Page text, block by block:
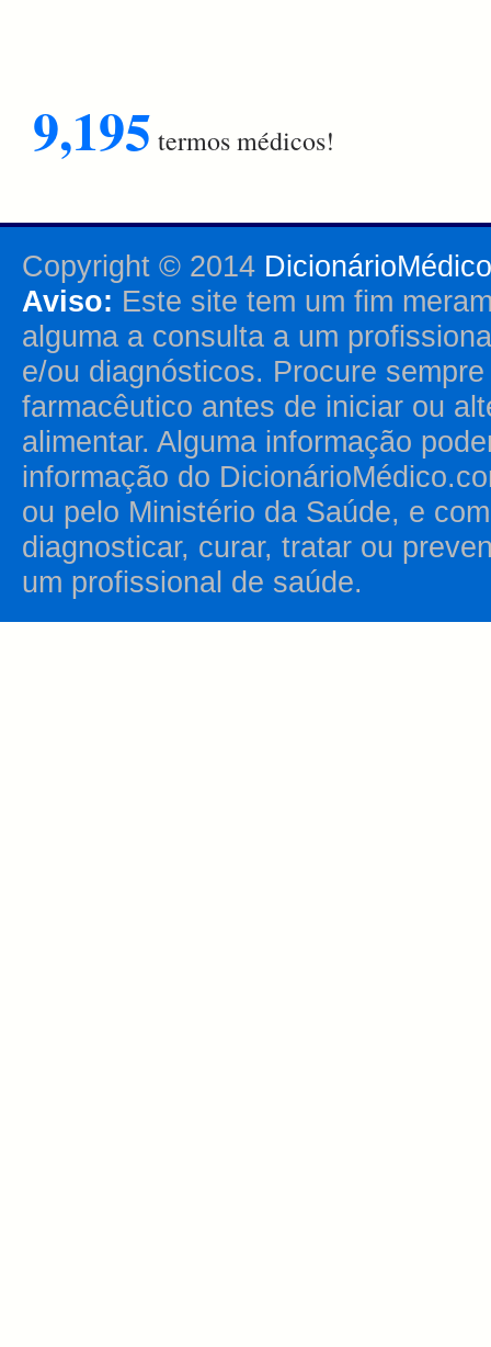
9,195 termos médicos!
Copyright © 2014
Aviso: Este site tem um fim
alguma a consulta a um
e/ou diagnósticos. Procure
farmacêutico antes de iniciar ou
alimentar. Alguma informação
informação do
ou pelo Ministério da Saúde, e
diagnosticar, curar, tratar ou
um profissional de saúde.